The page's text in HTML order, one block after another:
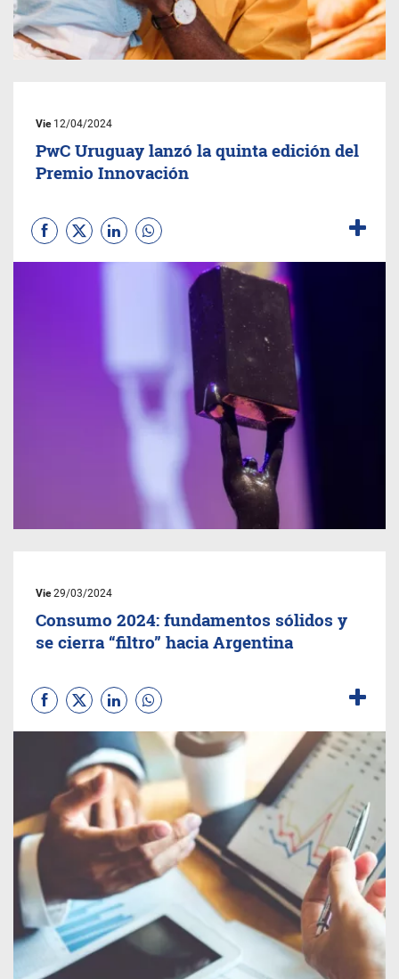
Vie12/04/2024
PwC Uruguay lanzó la quinta edición del
Premio Innovación
Vie29/03/2024
Consumo 2024: fundamentos sólidos y
se cierra “filtro” hacia Argentina